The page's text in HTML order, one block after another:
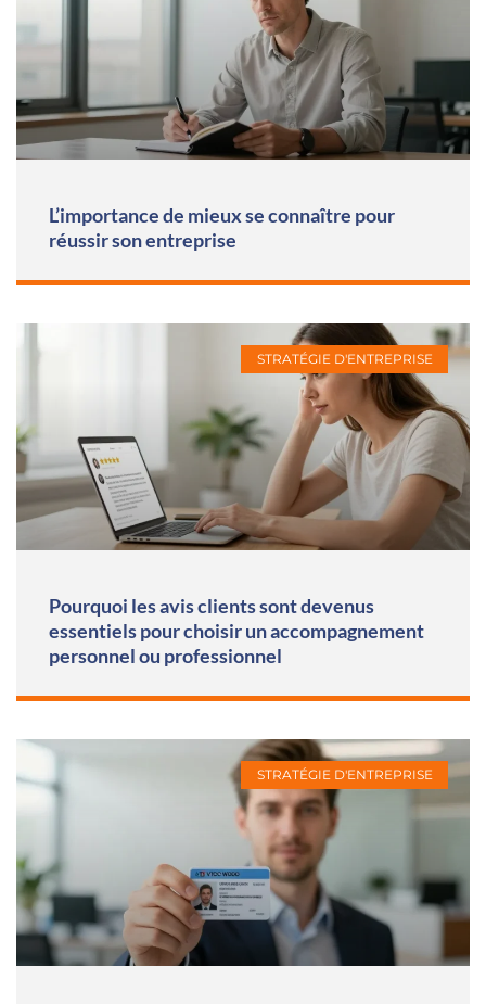
L’importance de mieux se connaître pour
réussir son entreprise
STRATÉGIE D'ENTREPRISE
Pourquoi les avis clients sont devenus
essentiels pour choisir un accompagnement
personnel ou professionnel
STRATÉGIE D'ENTREPRISE